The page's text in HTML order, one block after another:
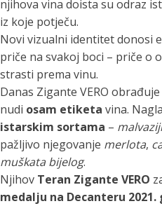
njihova vina doista su odraz
iz koje potječu.
Novi vizualni identitet donosi
priče na svakoj boci – priče o
strasti prema vinu.
Danas Zigante VERO obrađuje
nudi osam etiketa vina.
istarskim sortama –
pažljivo njegovanje merlota,
muškata bijelog.
Njihov Teran Zigante VERO
medalju na Decanteru 2021.